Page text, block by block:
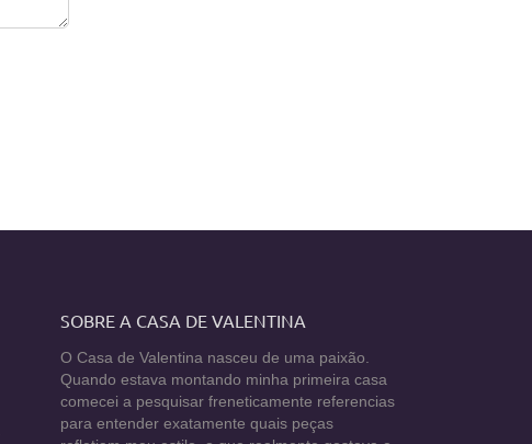
SOBRE A CASA DE VALENTINA
O Casa de Valentina nasceu de uma paixão.
Quando estava montando minha primeira casa
comecei a pesquisar freneticamente referencias
para entender exatamente quais peças